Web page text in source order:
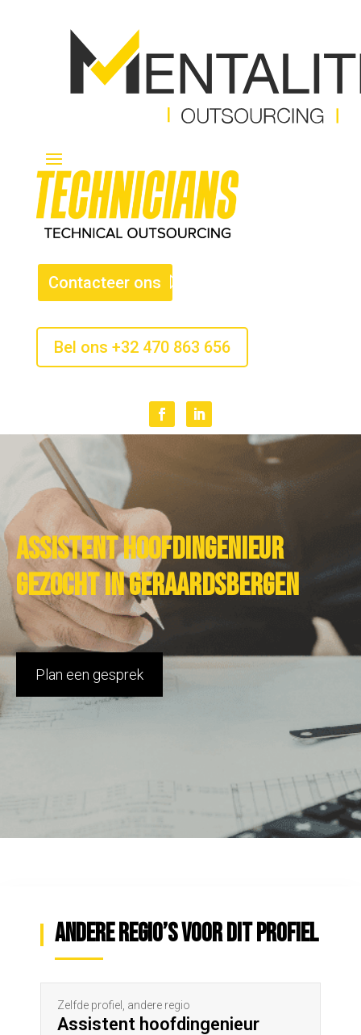
Contacteer ons
Bel ons +32 470 863 656
Assistent hoofdingenieur
gezocht in Geraardsbergen
Plan een gesprek
Andere regio’s voor dit profiel
Zelfde profiel, andere regio
Assistent hoofdingenieur